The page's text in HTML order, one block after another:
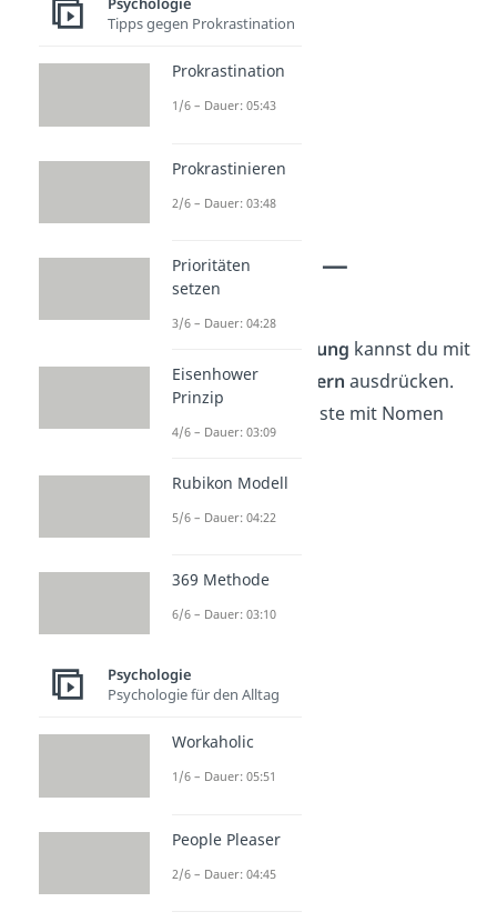
mutlos
zerbrechlich
verletzlich
phobisch
Gefühle Liste —
Verachtung
Verachtung kannst du mit
verschiedenen
Wörtern ausdrücken.
Hier siehst du eine Liste mit Nomen
und Adjektiven:
Hass
abwertend
arrogant
selbstverliebt
Ekel
Fremdscham
feindsinnig
argwöhnisch
aufgebracht
Tipps gegen Prokrastination
Prokrastination
1/6 – Dauer: 05:43
Prokrastinieren
2/6 – Dauer: 03:48
Prioritäten
setzen
3/6 – Dauer: 04:28
Eisenhower
Prinzip
4/6 – Dauer: 03:09
Rubikon Modell
5/6 – Dauer: 04:22
369 Methode
6/6 – Dauer: 03:10
Psychologie
Psychologie für den Alltag
Workaholic
1/6 – Dauer: 05:51
People Pleaser
2/6 – Dauer: 04:45